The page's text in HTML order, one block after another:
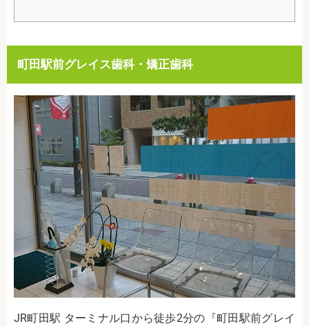
町田駅前グレイス歯科・矯正歯科
JR町田駅 ターミナル口から徒歩2分の『町田駅前グレイ